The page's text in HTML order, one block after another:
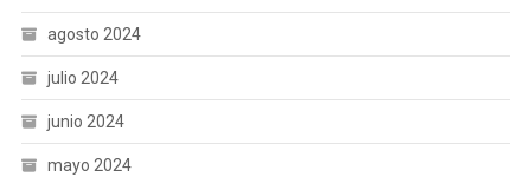
agosto 2024
julio 2024
junio 2024
mayo 2024